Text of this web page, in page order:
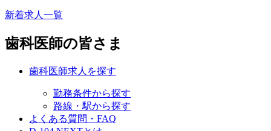
新着求人一覧
歯科医師の皆さま
歯科医師求人を探す
勤務条件から探す
路線・駅から探す
よくある質問・FAQ